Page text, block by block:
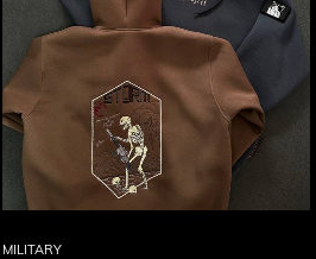
MILITARY